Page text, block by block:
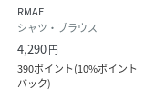
RMAF
シャツ・ブラウス
4,290円
390ポイント(10%ポイント
バック)